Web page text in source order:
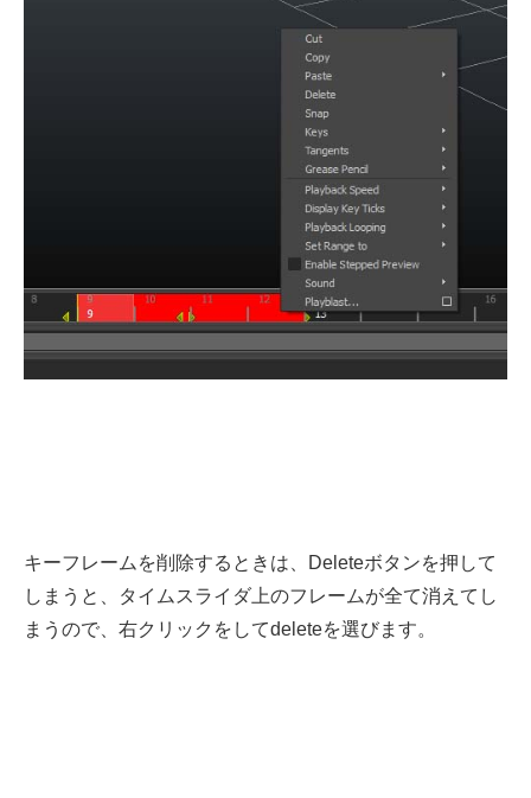
キーフレームを削除するときは、Deleteボタンを押して
しまうと、タイムスライダ上のフレームが全て消えてし
まうので、右クリックをしてdeleteを選びます。